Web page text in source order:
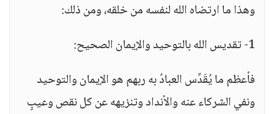
وهذا ما ارتضاه الله لنفسه من خلقه، ومن ذلك:
1- تقديس الله بالتوحيد والإيمان الصحيح:
فأعظم ما يُقَدِّس العبادُ به ربهم هو الإيمان والتوحيد
ونفي الشركاء عنه والأنداد وتنزيهه عن كل نقص وعيبٍ